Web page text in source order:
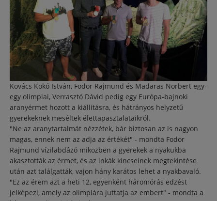
Kovács Kokó István, Fodor Rajmund és Madaras Norbert egy-
egy olimpiai, Verrasztó Dávid pedig egy Európa-bajnoki
aranyérmet hozott a kiállításra, és hátrányos helyzetű
gyerekeknek meséltek élettapasztalataikról.
"Ne az aranytartalmát nézzétek, bár biztosan az is nagyon
magas, ennek nem az adja az értékét" - mondta Fodor
Rajmund vízilabdázó miközben a gyerekek a nyakukba
akasztották az érmet, és az inkák kincseinek megtekintése
után azt találgatták, vajon hány karátos lehet a nyakbavaló.
"Ez az érem azt a heti 12, egyenként háromórás edzést
jelképezi, amely az olimpiára juttatja az embert" - mondta a